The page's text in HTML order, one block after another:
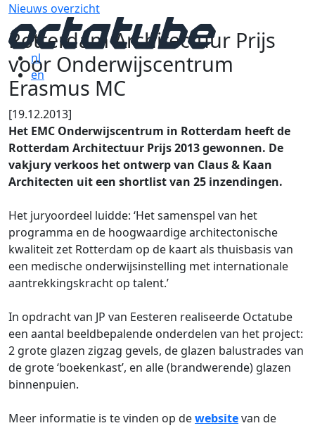
nl
en
Nieuws overzicht
Rotterdam Architectuur Prijs
voor Onderwijscentrum
Erasmus MC
[19.12.2013]
Het EMC Onderwijscentrum in Rotterdam heeft de
Rotterdam Architectuur Prijs 2013 gewonnen. De
vakjury verkoos het ontwerp van Claus & Kaan
Architecten uit een shortlist van 25 inzendingen.
Het juryoordeel luidde: ‘Het samenspel van het
programma en de hoogwaardige architectonische
kwaliteit zet Rotterdam op de kaart als thuisbasis van
een medische onderwijsinstelling met internationale
aantrekkingskracht op talent.’
In opdracht van JP van Eesteren realiseerde Octatube
een aantal beeldbepalende onderdelen van het project:
2 grote glazen zigzag gevels, de glazen balustrades van
de grote ‘boekenkast’, en alle (brandwerende) glazen
binnenpuien.
Meer informatie is te vinden op dewebsitevan de